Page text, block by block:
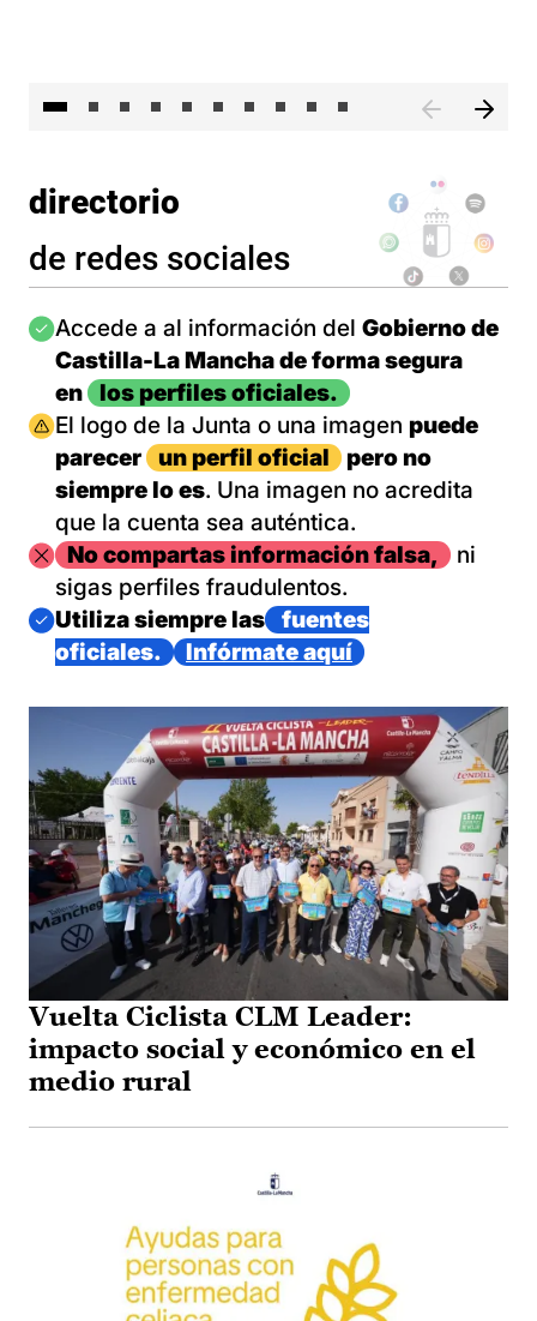
directorio
de redes sociales
Imagen
Accede a al información del Gobierno de
Castilla-La Mancha de forma segura
en
los perfiles oficiales.
Imagen
El logo de la Junta o una imagen puede
parecer
un perfil oficial
pero no
siempre lo es. Una imagen no acredita
que la cuenta sea auténtica.
ImagenNo compartas información falsa,
ni
sigas perfiles fraudulentos.
Imagen
Utiliza siempre las
fuentes
oficiales.
Infórmate aquí
Vuelta Ciclista CLM Leader:
impacto social y económico en el
medio rural